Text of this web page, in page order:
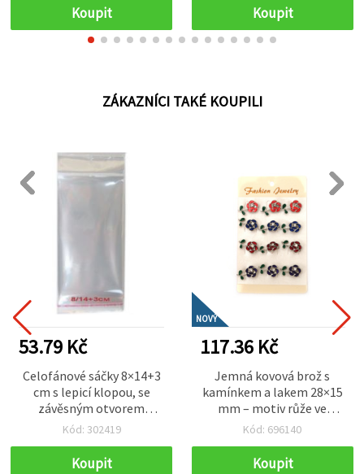
šperky, dekorace dárků a
kreativní DIY tvoření
Koupit samolepicí – balení 100 ks
Koupit
ZÁKAZNÍCI TAKÉ KOUPILI
53.79 Kč
Celofánové sáčky 8×14+3
cm s lepicí klopou, se
závěsným otvorem
(eurozávěs), 30 mikronů -
Kód: 302419
Koupit
NOVÝ
117.36 Kč
Jemná kovová brož s
kamínkem a lakem 28×15
mm – motiv růže ve
stříbrné barvě, MIX sada
dárky a stylové dekorace
Kód: 696140
Koupit